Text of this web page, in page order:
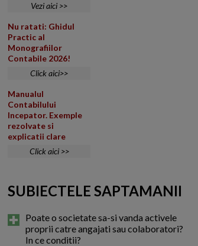
NOUTATI
din Codul
Fiscal
Vezi aici >>
Nu ratati: Ghidul
Practic al
Monografiilor
Contabile 2026!
Click aici>>
Manualul
Contabilului
Incepator. Exemple
rezolvate si
explicatii clare
Click aici >>
SUBIECTELE SAPTAMANII
Poate o societate sa-si vanda activele
proprii catre angajati sau colaboratori?
In ce conditii?